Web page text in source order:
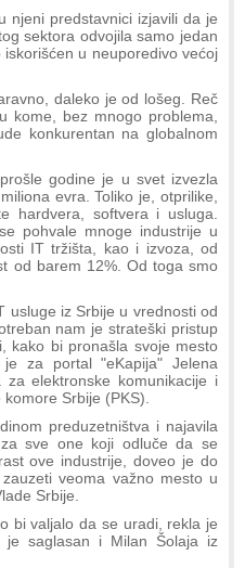
njeni predstavnici izjavili da je
sektora odvojila samo jedan
u neuporedivo većoj
daleko je od lošeg. Reč
kome, bez mnogo problema,
konkurentan na globalnom
godine je u svet izvezla
evra. Toliko je, otprilike,
hardvera, softvera i usluga.
pohvale mnoge industrije u
IT tržišta, kao i izvoza, od
od barem 12%. Od toga smo
usluge iz Srbije u vrednosti od
nam je strateški pristup
kako bi pronašla svoje mesto
za portal "eKapija" Jelena
za elektronske komunikacije i
Srbije (PKS).
preduzetništva i najavila
sve one koji odluče da se
ove industrije, doveo je do
veoma važno mesto u
Srbije.
bi valjalo da se uradi, rekla je
saglasan i Milan Šolaja iz